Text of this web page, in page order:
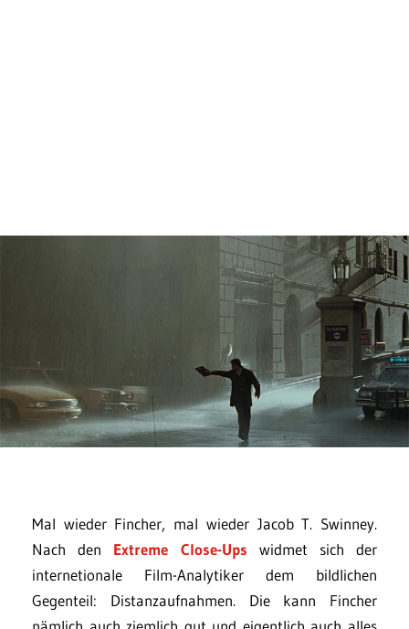
Mal wieder Fincher, mal wieder Jacob T. Swinney.
Nach den Extreme Close-Ups widmet sich der
internetionale Film-Analytiker dem bildlichen
Gegenteil: Distanzaufnahmen. Die kann Fincher